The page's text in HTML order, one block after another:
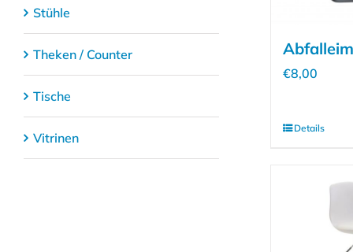
€8,00
Details
Stühle
Theken / Counter
Tische
Vitrinen